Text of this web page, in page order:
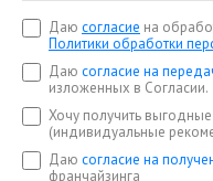
Даю согласие на
Политики обработки
Даю согласие на
изложенных в Согласии.
Хочу получить
(индивидуальные
Даю согласие на
франчайзинга